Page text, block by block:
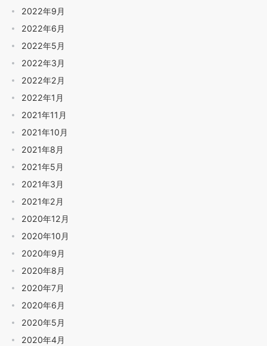
2022年9月
2022年6月
2022年5月
2022年3月
2022年2月
2022年1月
2021年11月
2021年10月
2021年8月
2021年5月
2021年3月
2021年2月
2020年12月
2020年10月
2020年9月
2020年8月
2020年7月
2020年6月
2020年5月
2020年4月